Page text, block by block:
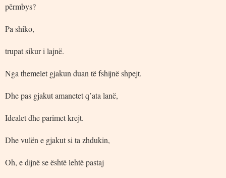
përmbys?
Pa shiko,
trupat sikur i lajnë.
Nga themelet gjakun duan të fshijnë shpejt.
Dhe pas gjakut amanetet q’ata lanë,
Idealet dhe parimet krejt.
Dhe vulën e gjakut si ta zhdukin,
Oh, e dijnë se është lehtë pastaj